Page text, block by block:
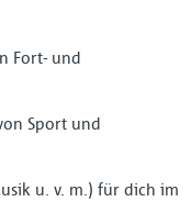
Fort- und
Sport und
u. v. m.) für dich im